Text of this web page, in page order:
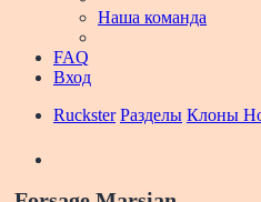
Наша команда
FAQ
Вход
Ruckster Разделы Клоны